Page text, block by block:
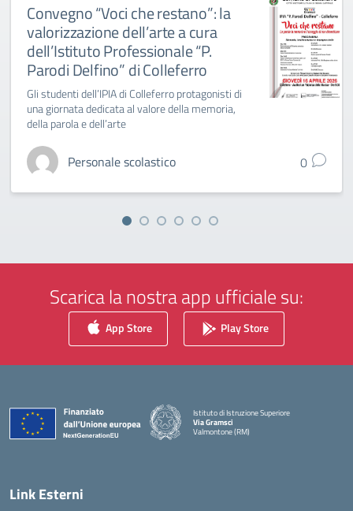
Convegno “Voci che restano”: la
valorizzazione dell’arte a cura
dell’Istituto Professionale “P.
Parodi Delfino” di Colleferro
Gli studenti dell’IPIA di Colleferro protagonisti di
una giornata dedicata al valore della memoria,
della parola e dell’arte
Personale scolastico 0
Scarica la nostra app ufficiale su:
App Store Play Store
Istituto di Istruzione Superiore
Via Gramsci
Valmontone (RM)
Link Esterni